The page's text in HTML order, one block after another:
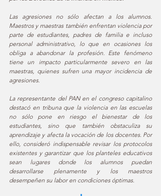
Las agresiones no sólo afectan a los alumnos.
Maestros y maestras también enfrentan violencia por
parte de estudiantes, padres de familia e incluso
personal administrativo, lo que en ocasiones los
obliga a abandonar la profesión. Este fenómeno
tiene un impacto particularmente severo en las
maestras, quienes sufren una mayor incidencia de
agresiones.
La representante del PAN en el congreso capitalino
destacó en tribuna que la violencia en las escuelas
no sólo pone en riesgo el bienestar de los
estudiantes, sino que también obstaculiza su
aprendizaje y afecta la vocación de los docentes. Por
ello, consideró indispensable revisar los protocolos
existentes y garantizar que los planteles educativos
sean lugares donde los alumnos puedan
desarrollarse plenamente y los maestros
desempeñen su labor en condiciones óptimas.